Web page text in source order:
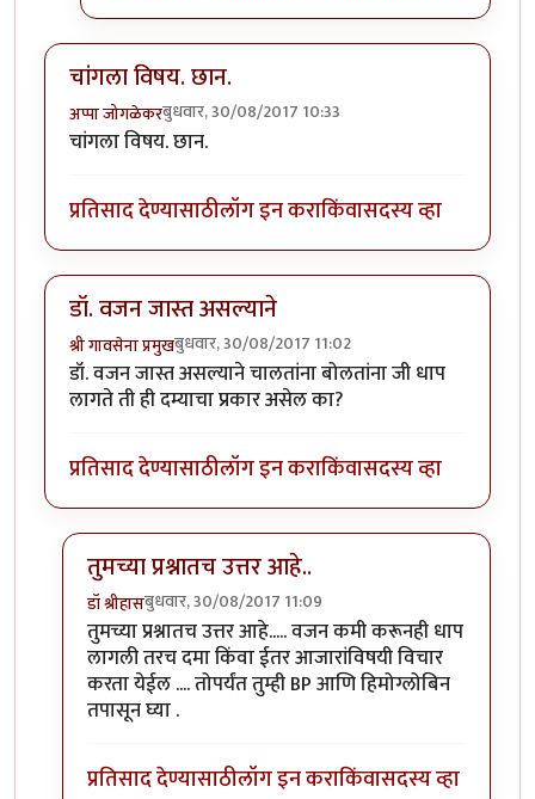
चांगला विषय. छान.
अप्पा जोगळेकरबुधवार, 30/08/2017 10:33
चांगला विषय. छान.
प्रतिसाद देण्यासाठीलॉग इन कराकिंवासदस्य व्हा
डॉ. वजन जास्त असल्याने
श्री गावसेना प्रमुखबुधवार, 30/08/2017 11:02
डॉ. वजन जास्त असल्याने चालतांना बोलतांना जी धाप
लागते ती ही दम्याचा प्रकार असेल का?
प्रतिसाद देण्यासाठीलॉग इन कराकिंवासदस्य व्हा
तुमच्या प्रश्नातच उत्तर आहे..
डॉ श्रीहासबुधवार, 30/08/2017 11:09
In reply toडॉ. वजन जास्त असल्यानेbyश्री गावसेना प्रमुख
तुमच्या प्रश्नातच उत्तर आहे..... वजन कमी करूनही धाप
लागली तरच दमा किंवा ईतर आजारांविषयी विचार
करता येईल .... तोपर्यंत तुम्ही BP आणि हिमोग्लोबिन
तपासून घ्या .
प्रतिसाद देण्यासाठीलॉग इन कराकिंवासदस्य व्हा